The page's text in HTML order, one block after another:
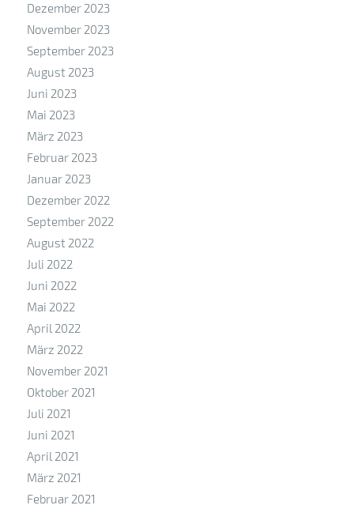
Dezember 2023
November 2023
September 2023
August 2023
Juni 2023
Mai 2023
März 2023
Februar 2023
Januar 2023
Dezember 2022
September 2022
August 2022
Juli 2022
Juni 2022
Mai 2022
April 2022
März 2022
November 2021
Oktober 2021
Juli 2021
Juni 2021
April 2021
März 2021
Februar 2021